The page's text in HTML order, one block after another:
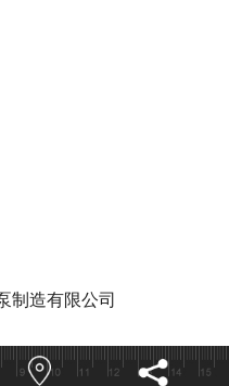
制造有限公司